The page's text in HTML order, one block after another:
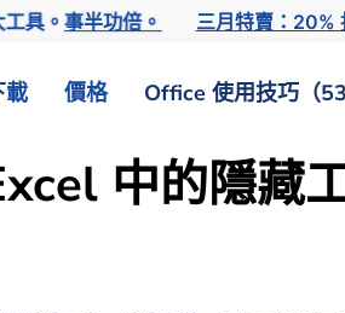
具。事半功倍。 三月特賣：20%
載 價格 Office 使用技巧（
中的隱藏